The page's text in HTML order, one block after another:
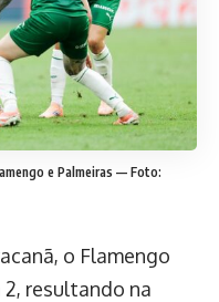
e Palmeiras — Foto:
o Flamengo
resultando na